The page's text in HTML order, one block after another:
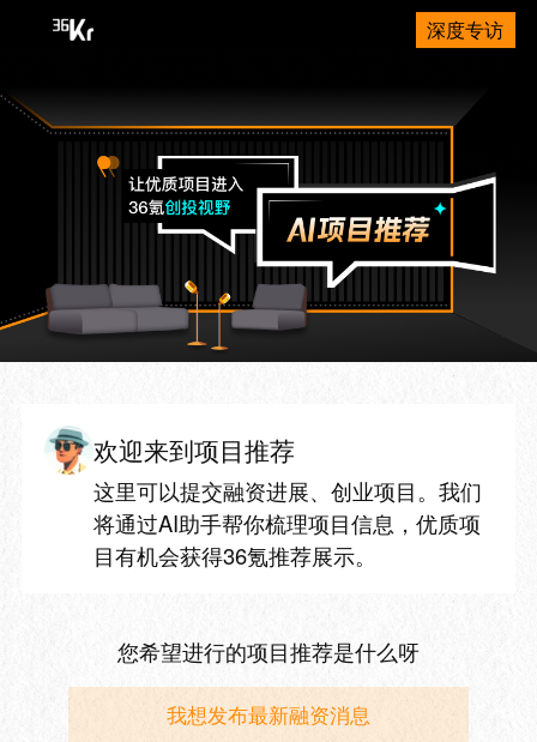
深度专访
欢迎来到项目推荐
这里可以提交融资进展、创业项目。我们
将通过AI助手帮你梳理项目信息，优质项
目有机会获得36氪推荐展示。
您希望进行的项目推荐是什么呀
我想发布最新融资消息